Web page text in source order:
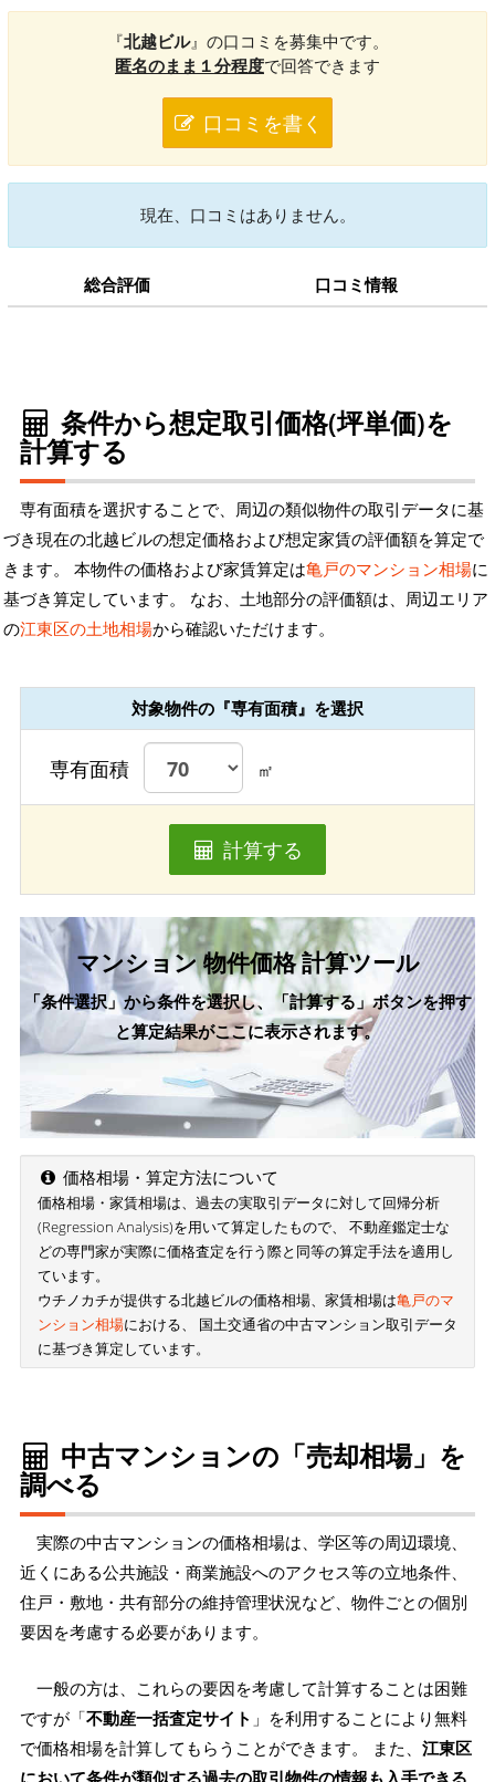
『北越ビル』の口コミを募集中です。
匿名のまま１分程度で回答できます
口コミを書く
現在、口コミはありません。
総合評価 口コミ情報
条件から想定取引価格(坪単価)を
計算する
専有面積を選択することで、周辺の類似物件の取引データに基
づき現在の北越ビルの想定価格および想定家賃の評価額を算定で
きます。 本物件の価格および家賃算定は亀戸のマンション相場に
基づき算定しています。 なお、土地部分の評価額は、周辺エリア
の江東区の土地相場から確認いただけます。
対象物件の『専有面積』を選択
専有面積 ㎡
計算する
マンション 物件価格 計算ツール
「条件選択」から条件を選択し、「計算する」ボタンを押す
と算定結果がここに表示されます。
価格相場・算定方法について
価格相場・家賃相場は、過去の実取引データに対して回帰分析
(Regression Analysis)を用いて算定したもので、 不動産鑑定士な
どの専門家が実際に価格査定を行う際と同等の算定手法を適用し
ています。
ウチノカチが提供する北越ビルの価格相場、家賃相場は亀戸のマ
ンション相場における、 国土交通省の中古マンション取引データ
に基づき算定しています。
中古マンションの「売却相場」を
調べる
実際の中古マンションの価格相場は、学区等の周辺環境、
近くにある公共施設・商業施設へのアクセス等の立地条件、
住戸・敷地・共有部分の維持管理状況など、物件ごとの個別
要因を考慮する必要があります。
一般の方は、これらの要因を考慮して計算することは困難
ですが「不動産一括査定サイト 」を利用することにより無料
で価格相場を計算してもらうことができます。 また、 江東区